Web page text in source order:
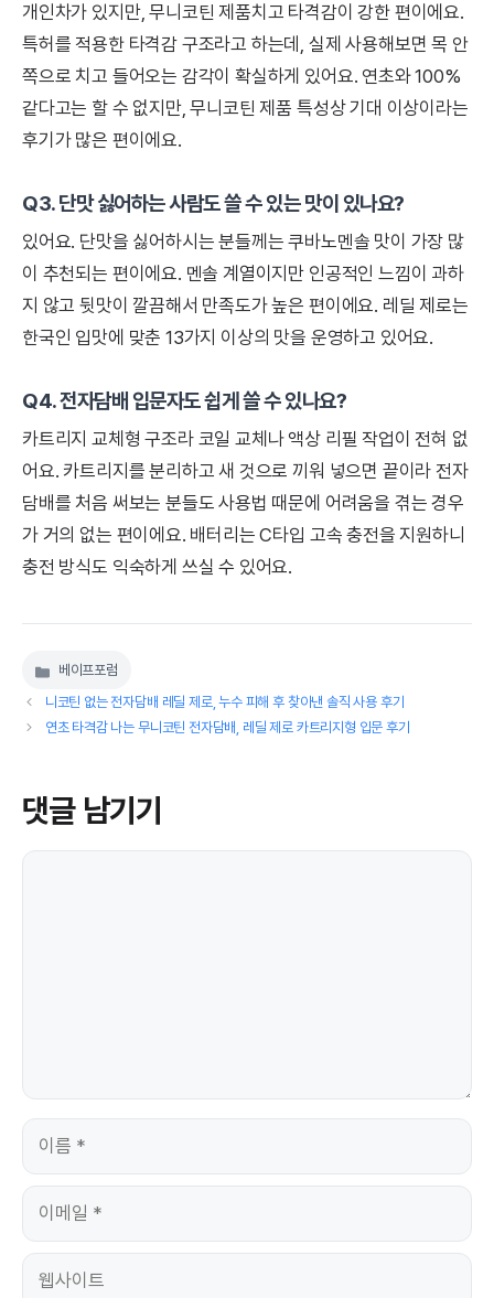
개인차가 있지만, 무니코틴 제품치고 타격감이 강한 편이에요.
특허를 적용한 타격감 구조라고 하는데, 실제 사용해보면 목 안
쪽으로 치고 들어오는 감각이 확실하게 있어요. 연초와 100%
같다고는 할 수 없지만, 무니코틴 제품 특성상 기대 이상이라는
후기가 많은 편이에요.
Q3. 단맛 싫어하는 사람도 쓸 수 있는 맛이 있나요?
있어요. 단맛을 싫어하시는 분들께는 쿠바노멘솔 맛이 가장 많
이 추천되는 편이에요. 멘솔 계열이지만 인공적인 느낌이 과하
지 않고 뒷맛이 깔끔해서 만족도가 높은 편이에요. 레딜 제로는
한국인 입맛에 맞춘 13가지 이상의 맛을 운영하고 있어요.
Q4. 전자담배 입문자도 쉽게 쓸 수 있나요?
카트리지 교체형 구조라 코일 교체나 액상 리필 작업이 전혀 없
어요. 카트리지를 분리하고 새 것으로 끼워 넣으면 끝이라 전자
담배를 처음 써보는 분들도 사용법 때문에 어려움을 겪는 경우
가 거의 없는 편이에요. 배터리는 C타입 고속 충전을 지원하니
충전 방식도 익숙하게 쓰실 수 있어요.
카
베이프포럼
니코틴 없는 전자담배 레딜 제로, 누수 피해 후 찾아낸 솔직 사용 후기
연초 타격감 나는 무니코틴 전자담배, 레딜 제로 카트리지형 입문 후기
댓글 남기기
댓
이
이
일
웹